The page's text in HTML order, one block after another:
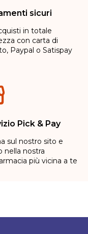
sicuri
in totale
con carta di
Paypal o Satispay
Pick & Pay
sul nostro sito e
nella nostra
più vicina a te